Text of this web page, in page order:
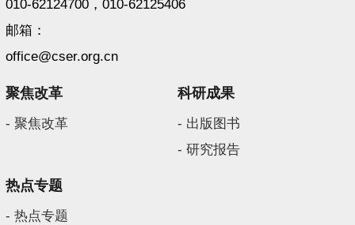
010-62124700，010-62125406
邮箱：
office@cser.org.cn
聚焦改革
- 聚焦改革
科研成果
- 出版图书
- 研究报告
热点专题
- 热点专题